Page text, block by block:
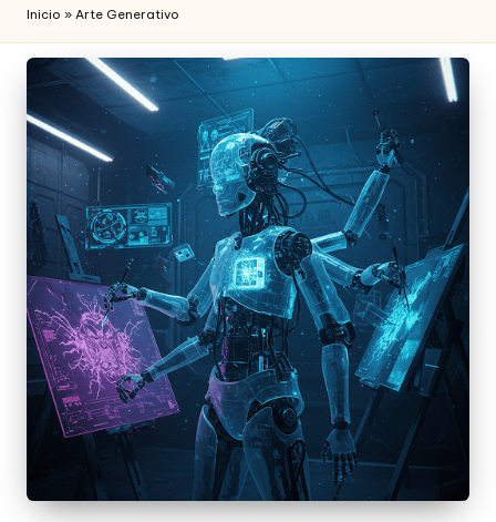
Inicio » Arte Generativo